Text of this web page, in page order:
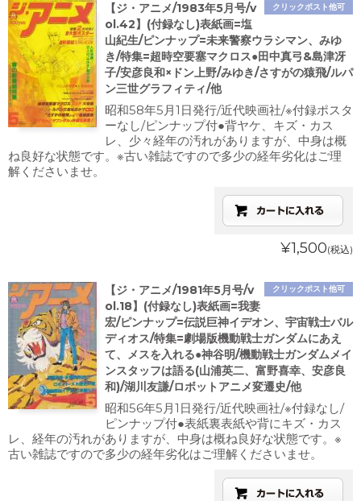
クリックポスト他可
【ジ・アニメ/1983年5月号/v
ol.42】(付録なし)表紙画=塩
山紀生/ピンナップ=未来警察ウラシマン、みゆ
き/特集=超時空要塞マクロス●田中真弓&島津冴
子/安彦良和×ドン上野/みゆき/さすがの猿飛/ルパ
ン三世グラフィティ/他
昭和58年5月1日発行/近代映画社/※付録ポスタ
ーなし/ピンナップ付●背ヤケ、キズ・カス
レ、少々経年の汚れがありますが、中身は概
ね良好な状態です。※古い雑誌ですので多少の経年劣化はご理
解くださいませ。
¥1,500(税込)
クリックポスト他可
【ジ・アニメ/1981年5月号/v
ol.18】(付録なし)表紙画=我妻
宏/ピンナップ=伝説巨神イデオン、宇宙戦士バル
ディオス/特集=劇場版機動戦士ガンダムにあえ
て、メスを入れる●神谷明/機動戦士ガンダムメイ
ンスタッフは語る(山浦英二、富野喜幸、安彦良
和)/湖川友謙/ロボットアニメ変遷史/他
昭和56年5月1日発行/近代映画社/※付録なし/
ピンナップ付●表紙裏表紙や背にキズ・カス
レ、経年の汚れがありますが、中身は概ね良好な状態です。※
古い雑誌ですので多少の経年劣化はご理解くださいませ。